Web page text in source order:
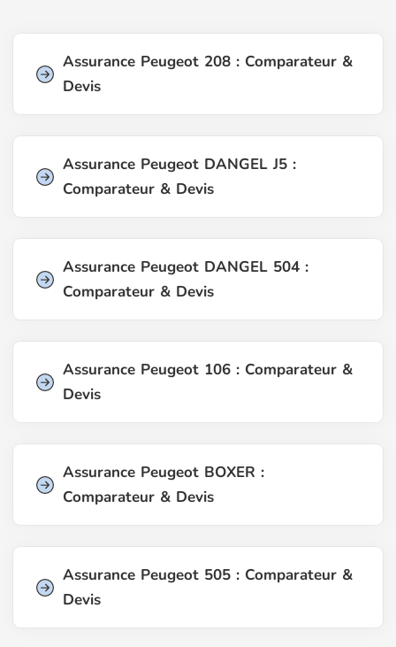
Assurance Peugeot 208 : Comparateur &
Devis
Assurance Peugeot DANGEL J5 :
Comparateur & Devis
Assurance Peugeot DANGEL 504 :
Comparateur & Devis
Assurance Peugeot 106 : Comparateur &
Devis
Assurance Peugeot BOXER :
Comparateur & Devis
Assurance Peugeot 505 : Comparateur &
Devis